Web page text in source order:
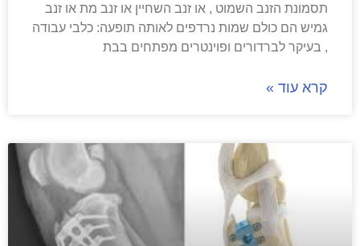
תסמונת הזנב השמוט , או זנב השחיין או זנב מת או זנב
גמיש הם כולם שמות נרדפים לאותה תופעה: כלבי עבודה
, בעיקר לברדורים ופוינטרים מפתחים בבת
קרא עוד »